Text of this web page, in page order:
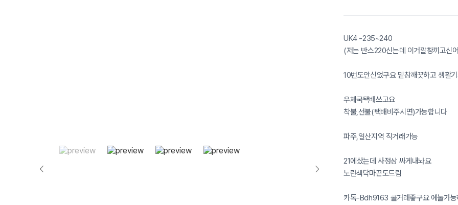
UK4 -235~240
(저는 반스220신는데 이거깔창끼고신
10번도안신었구요 밑창깨끗하고 생활
우체국택배쓰고요
착불,선불(택배비주시면)가능합니다
파주,일산지역 직거래가능
21에샀는데 사정상 싸게내놔요
노란색닥마끈도드림
카톡-Bdh9163 쿨거래좋구요 에눌가능